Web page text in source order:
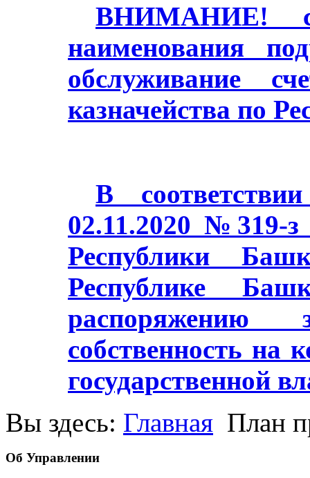
ВНИМАНИЕ! с
наименования
обслуживание
казначейства по
В
02.11.2020 №319-
Республики
Республике
распоряжению
собственность на
государственной
Вы здесь: Главная План
Об Управлении